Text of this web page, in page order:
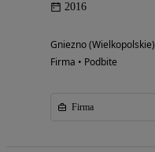
2016
Gniezno (Wielkopolskie)
Firma • Podbite
Firma